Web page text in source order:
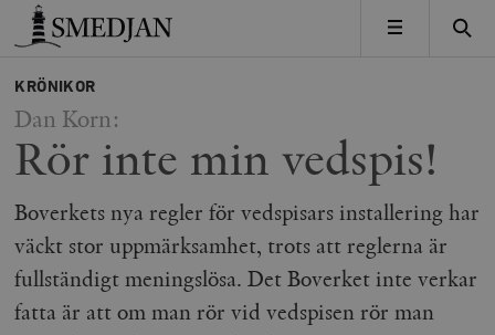
Timbro
MENY
KRÖNIKOR
Dan Korn:
Rör inte min vedspis!
Boverkets nya regler för vedspisars installering har
väckt stor uppmärksamhet, trots att reglerna är
fullständigt meningslösa. Det Boverket inte verkar
fatta är att om man rör vid vedspisen rör man